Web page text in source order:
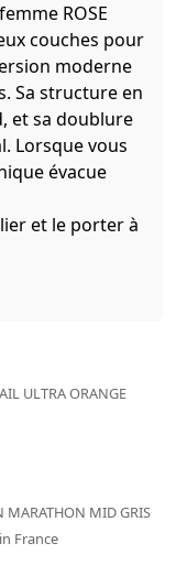
ROSE
couches pour
moderne
Sa structure en
et sa doublure
Lorsque vous
évacue
et le porter à
ULTRA ORANGE
MARATHON MID GRIS
France